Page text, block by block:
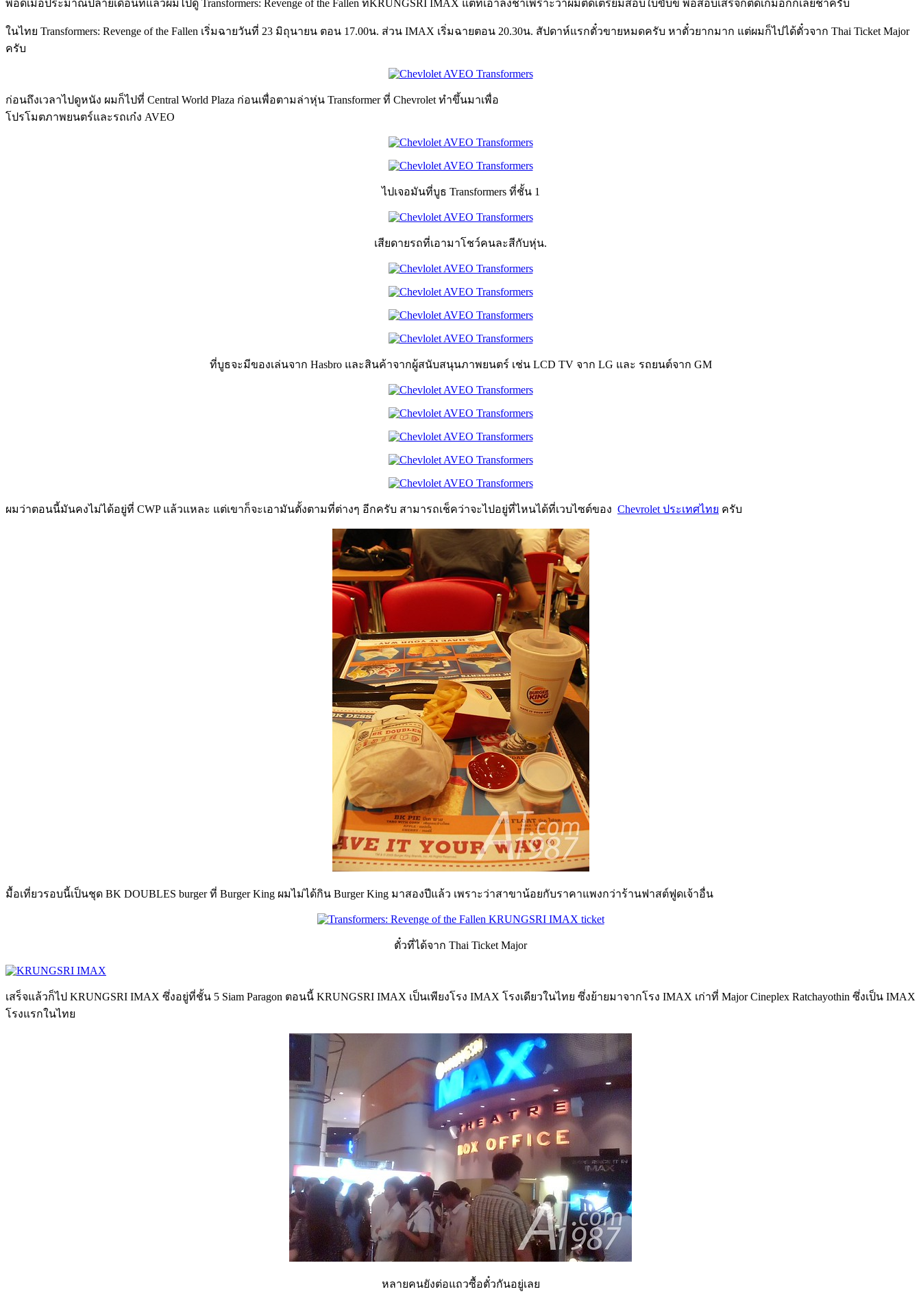
พอดีเมื่อประมาณปลายเดือนที่แล้วผมไปดู Transformers: Revenge of the Fallen ที่KRUNGSRI IMAX แต่ที่เอาลงช้าเพราะว่าผมติดเตรียมสอบใบขับขี่ พอสอบเสร็จก็ติดเกมอีกก็เลยช้าครับ
ในไทย Transformers: Revenge of the Fallen เริ่มฉายวันที่ 23 มิถุนายน ตอน 17.00น. ส่วน IMAX เริ่มฉายตอน 20.30น. สัปดาห์แรกตั๋วขายหมดครับ หาตั๋วยากมาก แต่ผมก็ไปได้ตั๋วจาก Thai Ticket Major
ครับ
ก่อนถึงเวลาไปดูหนัง ผมก็ไปที่ Central World Plaza ก่อนเพื่อตามล่าหุ่น Transformer ที่ Chevrolet ทำขึ้นมาเพื่อ
โปรโมตภาพยนตร์และรถเก๋ง AVEO
ไปเจอมันที่บูธ Transformers ที่ชั้น 1
เสียดายรถที่เอามาโชว์คนละสีกับหุ่น.
ที่บูธจะมีของเล่นจาก Hasbro และสินค้าจากผู้สนับสนุนภาพยนตร์ เช่น LCD TV จาก LG และ รถยนต์จาก GM
ผมว่าตอนนี้มันคงไม่ได้อยู่ที่ CWP แล้วแหละ แต่เขาก็จะเอามันตั้งตามที่ต่างๆ อีกครับ สามารถเช็คว่าจะไปอยู่ที่ไหนได้ที่เวบไซต์ของ Chevrolet ประเทศไทย ครับ
มื้อเที่ยวรอบนี้เป็นชุด BK DOUBLES burger ที่ Burger King ผมไม่ได้กิน Burger King มาสองปีแล้ว เพราะว่าสาขาน้อยกับราคาแพงกว่าร้านฟาสต์ฟูดเจ้าอื่น
ตั๋วที่ได้จาก Thai Ticket Major
เสร็จแล้วก็ไป KRUNGSRI IMAX ซึ่งอยู่ที่ชั้น 5 Siam Paragon ตอนนี้ KRUNGSRI IMAX เป็นเพียงโรง IMAX โรงเดียวในไทย ซึ่งย้ายมาจากโรง IMAX เก่าที่ Major Cineplex Ratchayothin ซึ่งเป็น IMAX
โรงแรกในไทย
หลายคนยังต่อแถวซื้อตั๋วกันอยู่เลย